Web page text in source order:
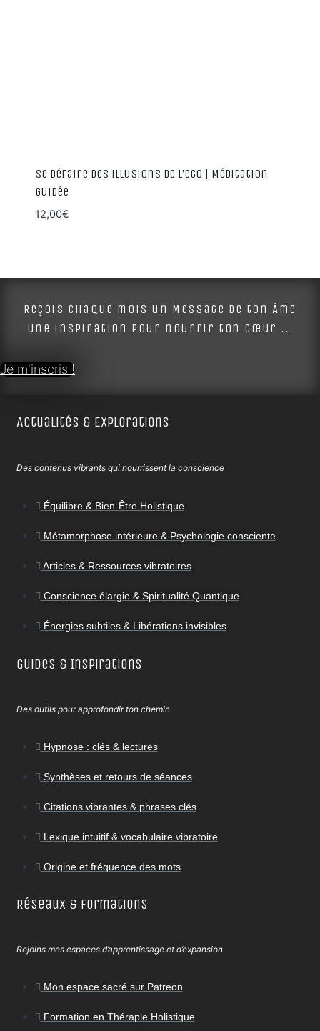
Se défaire des illusions de l’ego | Méditation
guidée
12,00€
Reçois chaque mois un Message de ton Âme
une inspiration pour nourrir ton cœur ...
Je m'inscris !
Actualités & Explorations
Des contenus vibrants qui nourrissent la conscience
Équilibre & Bien-Être Holistique
Métamorphose intérieure & Psychologie consciente
Articles & Ressources vibratoires
Conscience élargie & Spiritualité Quantique
Énergies subtiles & Libérations invisibles
Guides & Inspirations
Des outils pour approfondir ton chemin
Hypnose : clés & lectures
Synthèses et retours de séances
Citations vibrantes & phrases clés
Lexique intuitif & vocabulaire vibratoire
Origine et fréquence des mots
Réseaux & Formations
Rejoins mes espaces d’apprentissage et d’expansion
Mon espace sacré sur Patreon
Formation en Thérapie Holistique